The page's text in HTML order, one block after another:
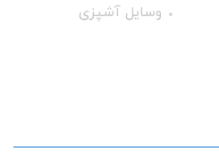
وسایل آشپزی